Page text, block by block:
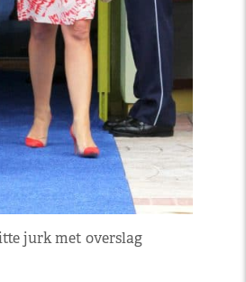
jurk met overslag